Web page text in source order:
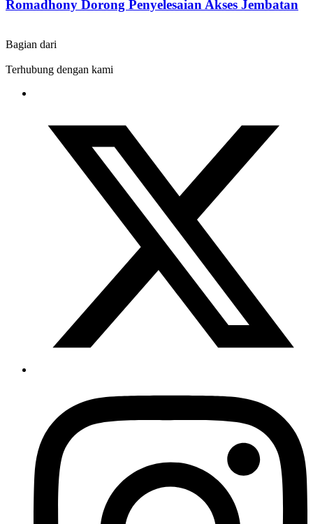
Romadhony Dorong Penyelesaian Akses Jembatan
Bagian dari
Terhubung dengan kami